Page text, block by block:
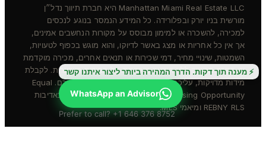
⚡ מענה תוך דקות. הדרך המהירה ביותר ליצור איתנו קשר
WhatsApp an Advisor
Prefer to call? +1 646 376 8752
Manhattan Miami Real Estate LLC היא חברת תיווך נדל״ן
מורשית בניו יורק ובפלורידה. כל המידע הנמסר בנוגע לנכסים
למכירה, להשכרה או למימון מבוסס על מקורות הנחשבים אמינים,
אך אין כל אחריות או מצג באשר לדיוקו, והוא מוגש בכפוף לטעויות,
השמטות, שינויי מחיר, דמי שכירות או תנאים אחרים, מכירה מוקדמת
או הסרה מהשוק ללא הודעה מוקדמת. כל המידות משוערות. לקבלת
מידות מדויקות, עליכם לשכור אדריכל או מהנדס מטעמכם. Equal
Housing Opportunity. חברה חברת REBNY. הנכסים באדיבות
REBNY RLS ומיאמי MLS.